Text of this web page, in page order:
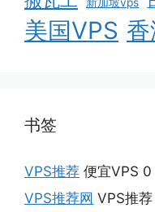
美国VPS
书签
VPS推荐 便宜VPS 0
VPS推荐网 VPS推